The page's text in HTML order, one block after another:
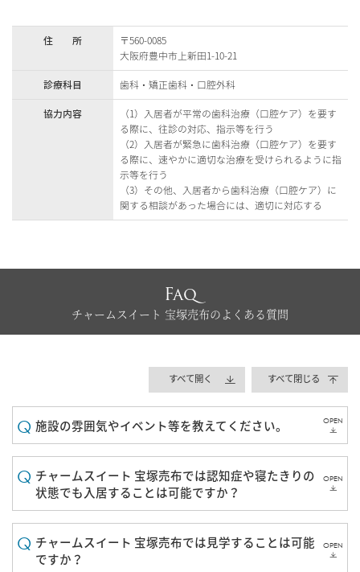
住 所
〒560-0085
大阪府豊中市上新田1-10-21
診療科目
歯科・矯正歯科・口腔外科
協力内容
（1）入居者が平常の歯科治療（口腔ケア）を要す
る際に、往診の対応、指示等を行う
（2）入居者が緊急に歯科治療（口腔ケア）を要す
る際に、速やかに適切な治療を受けられるように指
示等を行う
（3）その他、入居者から歯科治療（口腔ケア）に
関する相談があった場合には、適切に対応する
Faq
チャームスイート 宝塚売布のよくある質問
すべて開く すべて閉じる
施設の雰囲気やイベント等を教えてください。 OPEN
チャームスイート 宝塚売布では認知症や寝たきりの
状態でも入居することは可能ですか？
OPEN
チャームスイート 宝塚売布では見学することは可能
ですか？
OPEN